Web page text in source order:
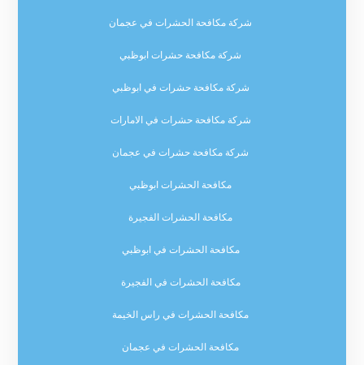
شركة مكافحة الحشرات في عجمان
شركة مكافحة حشرات ابوظبي
شركة مكافحة حشرات في ابوظبي
شركة مكافحة حشرات في الامارات
شركة مكافحة حشرات في عجمان
مكافحة الحشرات ابوظبي
مكافحة الحشرات الفجيرة
مكافحة الحشرات في ابوظبي
مكافحة الحشرات في الفجيرة
مكافحة الحشرات في راس الخيمة
مكافحة الحشرات في عجمان